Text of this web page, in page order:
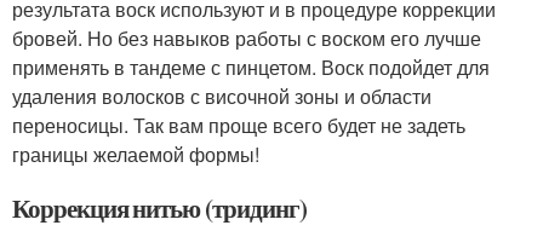
результата воск используют и в процедуре коррекции
бровей. Но без навыков работы с воском его лучше
применять в тандеме с пинцетом. Воск подойдет для
удаления волосков с височной зоны и области
переносицы. Так вам проще всего будет не задеть
границы желаемой формы!
Коррекция нитью (тридинг)